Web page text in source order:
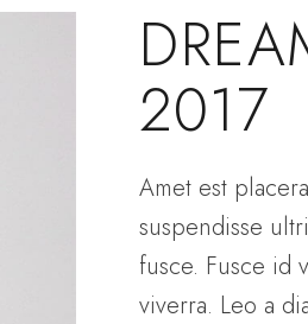
2017
Amet est
suspendisse
fusce. Fusce id
viverra. Leo a